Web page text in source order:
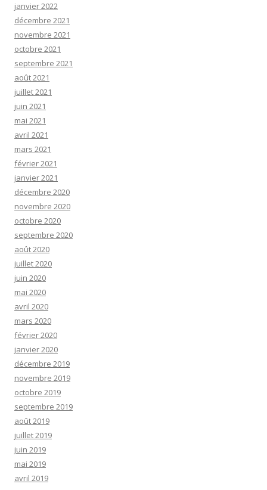
janvier 2022
décembre 2021
novembre 2021
octobre 2021
septembre 2021
août 2021
juillet 2021
juin 2021
mai 2021
avril 2021
mars 2021
février 2021
janvier 2021
décembre 2020
novembre 2020
octobre 2020
septembre 2020
août 2020
juillet 2020
juin 2020
mai 2020
avril 2020
mars 2020
février 2020
janvier 2020
décembre 2019
novembre 2019
octobre 2019
septembre 2019
août 2019
juillet 2019
juin 2019
mai 2019
avril 2019